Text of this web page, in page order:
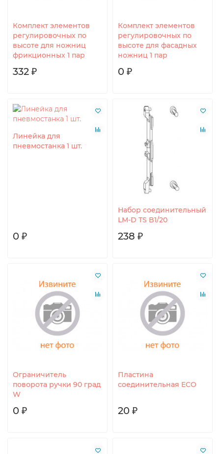
Комплект элементов
регулировочных по
высоте для ножниц
фрикционных 1 пар
332 ₽
Комплект элементов
регулировочных по
высоте для фасадных
ножниц 1 пар
0 ₽
Линейка для
пневмостанка 1 шт.
0 ₽
Набор соединительный
LM-D TS B1/20
238 ₽
Ограничитель
поворота ручки 90 град
W
0 ₽
Пластина
соединительная ECO
20 ₽